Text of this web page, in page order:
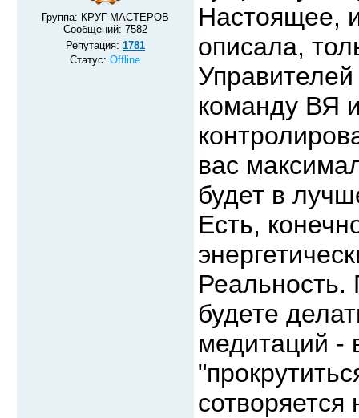
Группа: КРУГ МАСТЕРОВ
Сообщений: 7582
Репутация: 1781
Статус:Offline
Настоящее,
описала,
команду ВЯ
вас
будет в
Есть,
будете
медитаций -